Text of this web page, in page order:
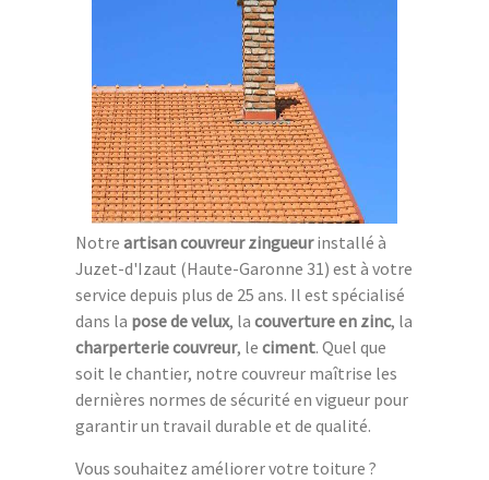
Notre artisan couvreur zingueurinstallé à
Juzet-d'Izaut (Haute-Garonne 31) est à votre
service depuis plus de 25 ans. Il est spécialisé
dans la pose de velux, la couverture en zinc, la
charperterie couvreur, le ciment. Quel que
soit le chantier, notre couvreur maîtrise les
dernières normes de sécurité en vigueur pour
garantir un travail durable et de qualité.
Vous souhaitez améliorer votre toiture ?